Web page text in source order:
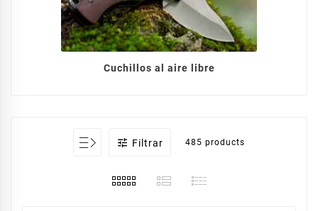
Cuchillos al aire libre
 Filtrar 485 products